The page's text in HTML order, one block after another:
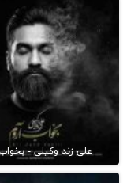
علی زند وکیلی -